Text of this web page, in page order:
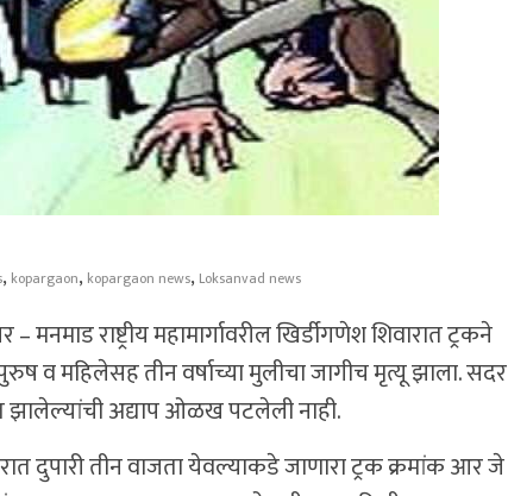
, kopargaon, kopargaon news, Loksanvad news
मनमाड राष्ट्रीय महामार्गावरील खिर्डीगणेश शिवारात ट्रकने
व महिलेसह तीन वर्षाच्या मुलीचा जागीच मृत्यू झाला. सदर
झालेल्यांची अद्याप ओळख पटलेली नाही.
दुपारी तीन वाजता येवल्याकडे जाणारा ट्रक क्रमांक आर जे